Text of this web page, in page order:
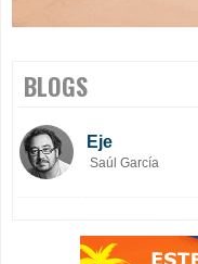
BLOGS
Eje
Saúl García